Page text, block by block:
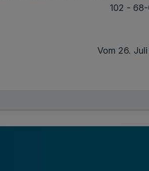
102 -
Vom 26.
und Rechtsgrundlagen